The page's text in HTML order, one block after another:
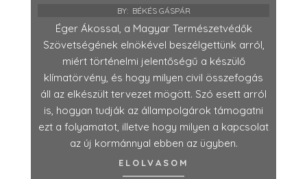
BY: BÉKÉS GÁSPÁR
Éger Ákossal, a Magyar Természetvédők
Szövetségének elnökével beszélgettünk arról,
miért történelmi jelentőségű a készülő
klímatörvény, és hogy milyen civil összefogás
áll az elkészült tervezet mögött. Szó esett arról
is, hogyan tudják az állampolgárok támogatni
ezt a folyamatot, illetve hogy milyen a kapcsolat
az új kormánnyal ebben az ügyben.
ELOLVASOM